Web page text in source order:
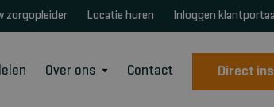
zorgopleider Locatie huren Inloggen
Over ons Contact Direct